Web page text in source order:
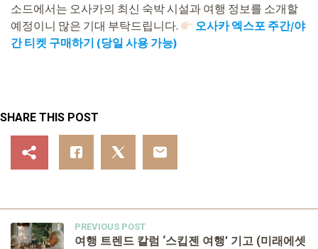
소드에서는 오사카의 최신 숙박 시설과 여행 정보를 소개할
예정이니 많은 기대 부탁드립니다.
오사카 엑스포 주간/야
간 티켓 구매하기 (당일 사용 가능)
SHARE THIS POST
PREVIOUS POST
여행 트렌드 칼럼 ‘스킵젠 여행’ 기고 (미래에셋